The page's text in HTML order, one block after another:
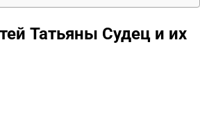
Татьяны Судец и их